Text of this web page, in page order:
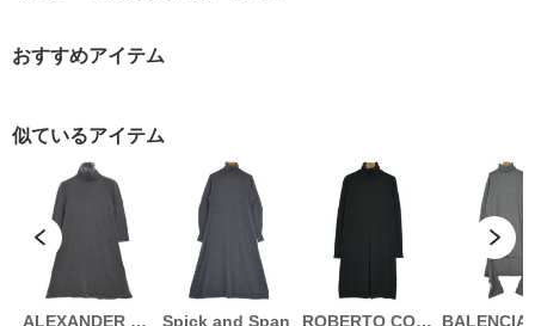
おすすめアイテム